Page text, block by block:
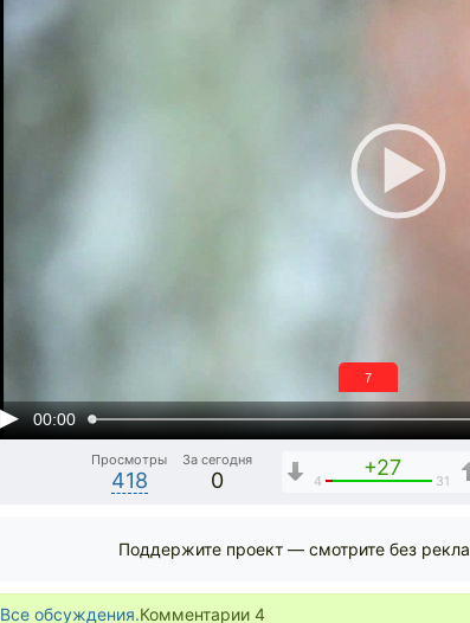
00:00
6
Просмотры
418
За сегодня
0
+27
4 31
Поддержите проект — смотрите без
Все обсуждения.Комментарии 4